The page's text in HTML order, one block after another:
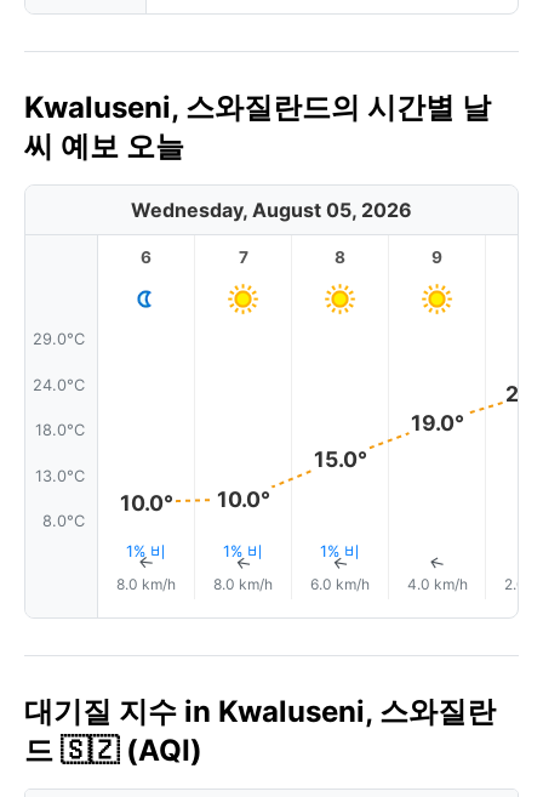
Kwaluseni, 스와질란드의 시간별 날
씨 예보 오늘
Wednesday, August 05, 2026
29.0°C
24.0°C
18.0°C
13.0°C
8.0°C
6
10.0°
1% 비
↑
8.0 km/h
7
10.0°
1% 비
↑
8.0 km/h
8
15.0°
1% 비
↑
6.0 km/h
9
19.0°
↑
4.0 km/h 2.0
대기질 지수 in Kwaluseni, 스와질란
드 🇸🇿 (AQI)